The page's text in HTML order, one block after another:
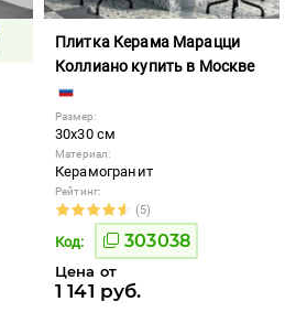
Плитка Керама Марацци
Коллиано купить в Москве
Размер:
30x30 см
Материал:
Керамогранит
Рейтинг:
(5)
Код: 303038
Цена от
1 141 руб.